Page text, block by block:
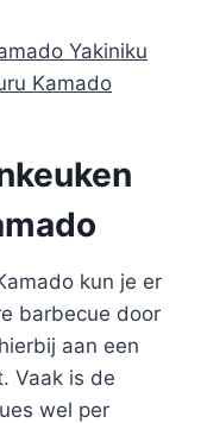
Yakiniku
Kamado
kun je er
barbecue door
aan een
Vaak is de
wel per